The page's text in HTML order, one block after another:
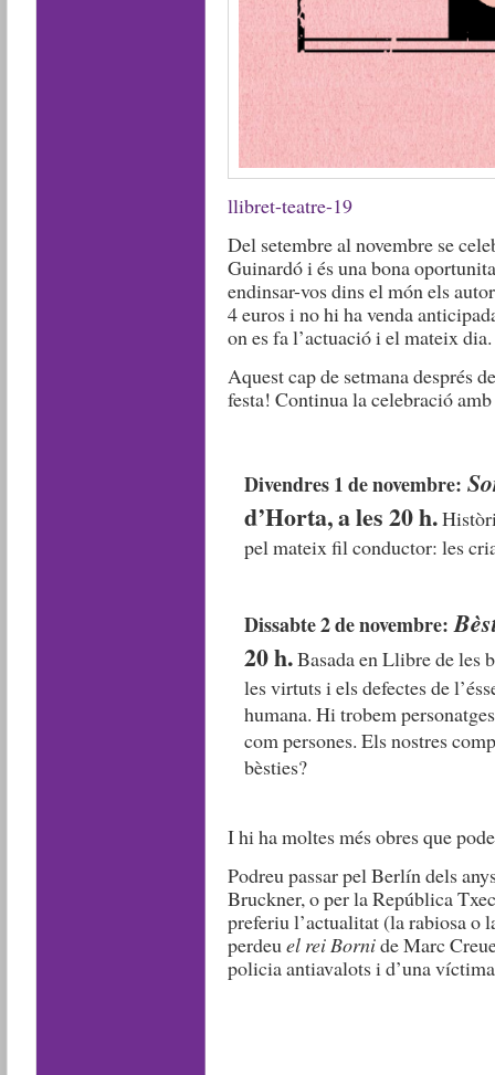
llibret-teatre-19
Del setembre al novembre se
Guinardó i és una bona
endinsar-vos dins el món els
4 euros i no hi ha venda
on es fa l’actuació i el mateix dia.
Aquest cap de setmana després
festa! Continua la celebració amb
Divendres 1 de novembre:
d’Horta, a les 20 h.
pel mateix fil conductor: les
Dissabte 2 de novembre:
20 h.Basada en Llibre de les
les virtuts i els defectes de
humana. Hi trobem
com persones. Els nostres
bèsties?
I hi ha moltes més obres que
Podreu passar pel Berlín dels
Bruckner, o per la República
preferiu l’actualitat (la rabiosa o
perdeu el rei Bornide Marc
policia antiavalots i d’una